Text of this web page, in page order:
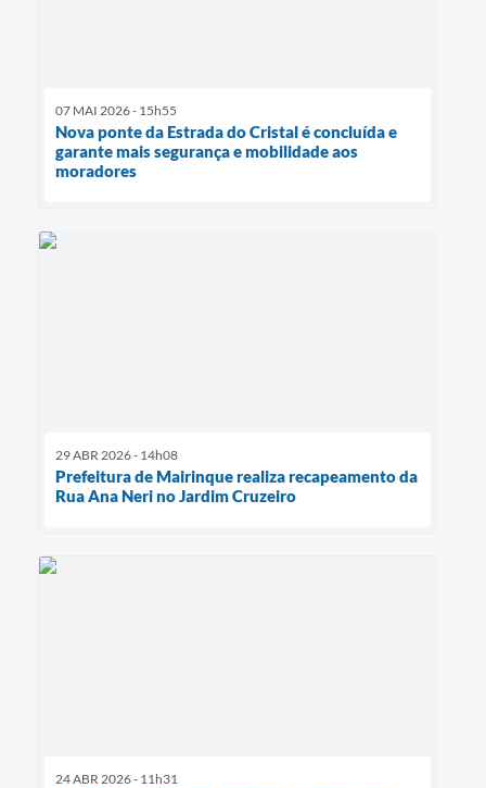
07 MAI 2026 - 15h55
Nova ponte da Estrada do Cristal é concluída e
garante mais segurança e mobilidade aos
moradores
29 ABR 2026 - 14h08
Prefeitura de Mairinque realiza recapeamento da
Rua Ana Neri no Jardim Cruzeiro
24 ABR 2026 - 11h31